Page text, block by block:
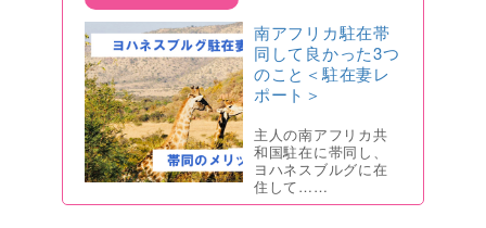
南アフリカ駐在帯
同して良かった3つ
のこと＜駐在妻レ
ポート＞
主人の南アフリカ共
和国駐在に帯同し、
ヨハネスブルグに在
住して……